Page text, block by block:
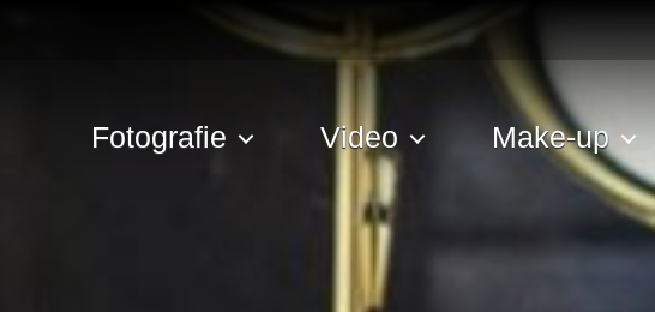
Fotografie Video Make-up